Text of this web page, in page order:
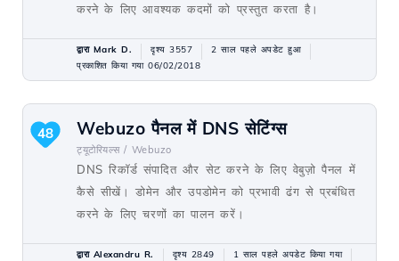
करने के लिए आवश्यक कदमों को प्रस्तुत करता है।
द्वारा Mark D. दृश्य 3557
2 साल पहले अपडेट हुआ
प्रकाशित किया गया 06/02/2018
Webuzo पैनल में DNS सेटिंग्स
ट्यूटोरियल्स / Webuzo
DNS रिकॉर्ड संपादित और सेट करने के लिए वेबुज़ो पैनल में
कैसे सीखें। डोमेन और उपडोमेन को प्रभावी ढंग से प्रबंधित
करने के लिए चरणों का पालन करें।
48
द्वारा Alexandru R. दृश्य 2849
1 साल पहले अपडेट किया गया